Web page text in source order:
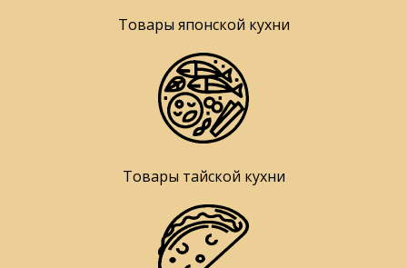
Товары японской кухни
Товары тайской кухни